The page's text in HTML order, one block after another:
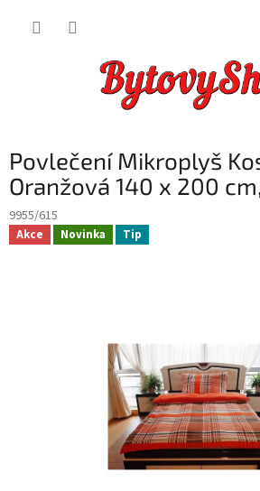
Povlečení Mikroplyš
Oranžová 140 x 200
9955/615
Akce Novinka Tip